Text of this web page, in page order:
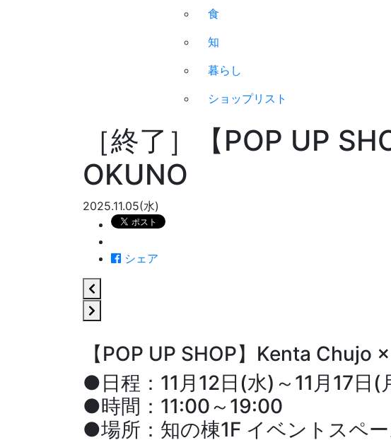
食
知
暮らし
ショップリスト
［終了］【POP UP
OKUNO
2025.11.05(水)
シェア
【POP UP SHOP】Kenta Chujo
●日程：11月12日(水)～11月17日(
●時間：11:00～19:00
●場所：知の棟1F イベントスペー